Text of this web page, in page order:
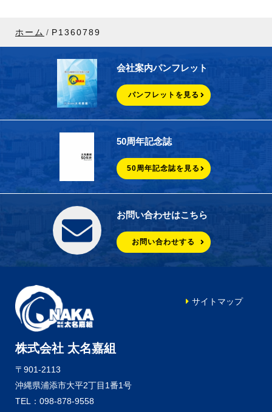
ホーム P1360789
会社案内パンフレット
パンフレットを見る
50周年記念誌
50周年記念誌を見る
お問い合わせはこちら
お問い合わせする
株式会社 太名嘉組
〒901-2113
沖縄県浦添市大平2丁目1番1号
TEL：098-878-9558
サイトマップ